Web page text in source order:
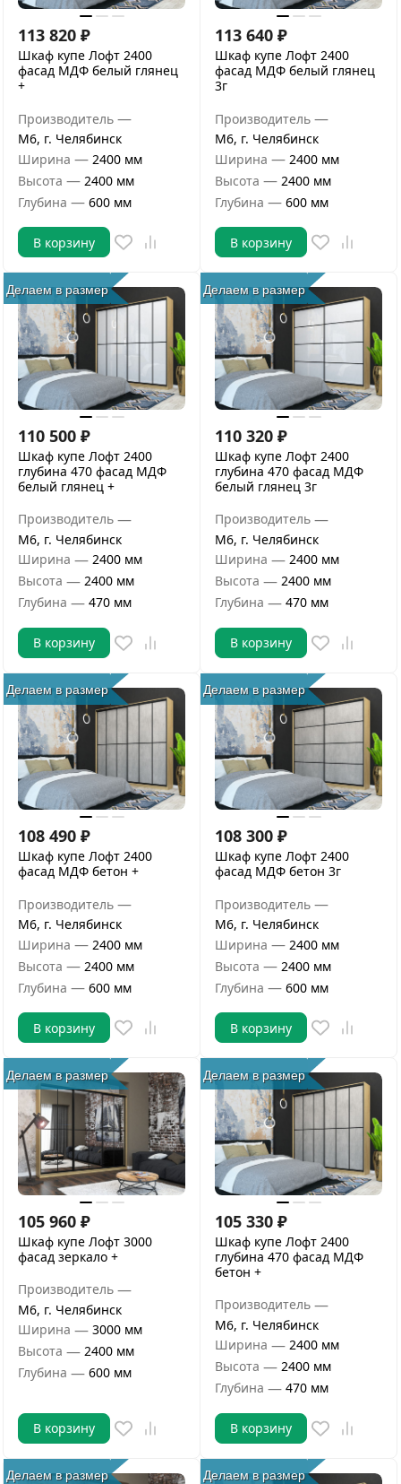
113 820 ₽
Шкаф купе Лофт 2400
фасад МДФ белый глянец
+
Производитель —
М6, г. Челябинск
Ширина — 2400 мм
Высота — 2400 мм
Глубина — 600 мм
В корзину
113 640 ₽
Шкаф купе Лофт 2400
фасад МДФ белый глянец
3г
Производитель —
М6, г. Челябинск
Ширина — 2400 мм
Высота — 2400 мм
Глубина — 600 мм
В корзину
Делаем в размер
110 500 ₽
Шкаф купе Лофт 2400
глубина 470 фасад МДФ
белый глянец +
Производитель —
М6, г. Челябинск
Ширина — 2400 мм
Высота — 2400 мм
Глубина — 470 мм
В корзину
Делаем в размер
110 320 ₽
Шкаф купе Лофт 2400
глубина 470 фасад МДФ
белый глянец 3г
Производитель —
М6, г. Челябинск
Ширина — 2400 мм
Высота — 2400 мм
Глубина — 470 мм
В корзину
Делаем в размер
108 490 ₽
Шкаф купе Лофт 2400
фасад МДФ бетон +
Производитель —
М6, г. Челябинск
Ширина — 2400 мм
Высота — 2400 мм
Глубина — 600 мм
В корзину
Делаем в размер
108 300 ₽
Шкаф купе Лофт 2400
фасад МДФ бетон 3г
Производитель —
М6, г. Челябинск
Ширина — 2400 мм
Высота — 2400 мм
Глубина — 600 мм
В корзину
Делаем в размер
105 960 ₽
Шкаф купе Лофт 3000
фасад зеркало +
Производитель —
М6, г. Челябинск
Ширина — 3000 мм
Высота — 2400 мм
Глубина — 600 мм
В корзину
Делаем в размер
105 330 ₽
Шкаф купе Лофт 2400
глубина 470 фасад МДФ
бетон +
Производитель —
М6, г. Челябинск
Ширина — 2400 мм
Высота — 2400 мм
Глубина — 470 мм
В корзину
Делаем в размер Делаем в размер